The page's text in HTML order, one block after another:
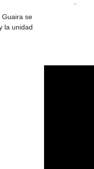
Guaira se
la unidad